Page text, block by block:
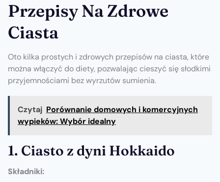
Przepisy Na Zdrowe
Ciasta
Oto kilka prostych i zdrowych przepisów na ciasta, które
można włączyć do diety, pozwalając cieszyć się słodkimi
przyjemnościami bez wyrzutów sumienia.
Czytaj Porównanie domowych i komercyjnych
wypieków: Wybór idealny
1. Ciasto z dyni Hokkaido
Składniki: